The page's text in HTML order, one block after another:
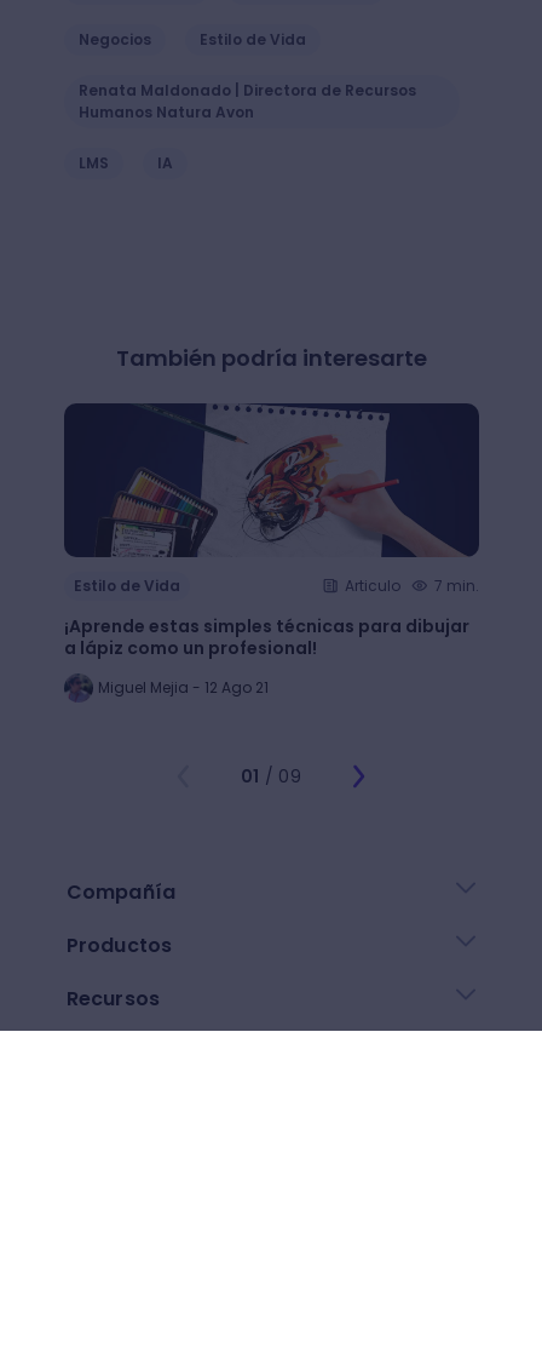
Negocios Estilo de Vida
Renata Maldonado | Directora de Recursos
Humanos Natura Avon
LMS IA
También podría interesarte
Estilo de Vida Articulo 7 min.
¡Aprende estas simples técnicas para dibujar
a lápiz como un profesional!
Miguel Mejia - 12 Ago 21
01 / 09
Compañía
Productos
Recursos